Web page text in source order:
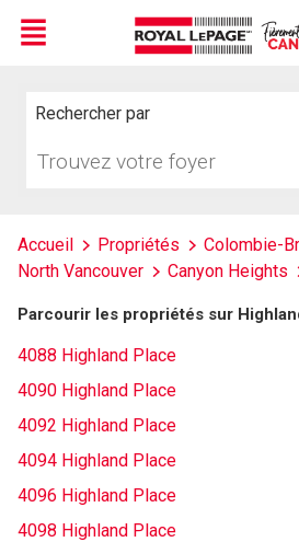
Menu
Rechercher par
votre
Accueil Propriétés
Colombie-
North Vancouver
Canyon Heights
Parcourir les propriétés sur
4088 Highland Place
4090 Highland Place
4092 Highland Place
4094 Highland Place
4096 Highland Place
4098 Highland Place